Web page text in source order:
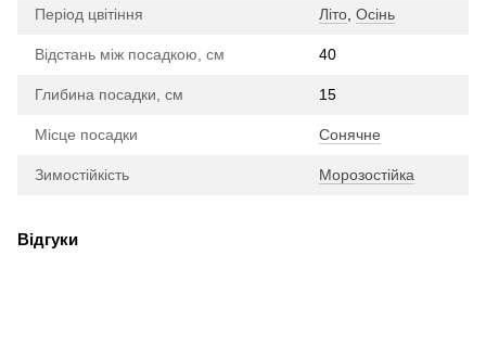
Період цвітіння Літо, Осінь
Відстань між посадкою, см 40
Глибина посадки, см 15
Місце посадки Сонячне
Зимостійкість Морозостійка
Відгуки